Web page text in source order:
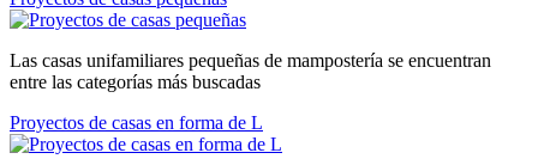
Las casas unifamiliares pequeñas de mampostería se encuentran
entre las categorías más buscadas
Proyectos de casas en forma de L